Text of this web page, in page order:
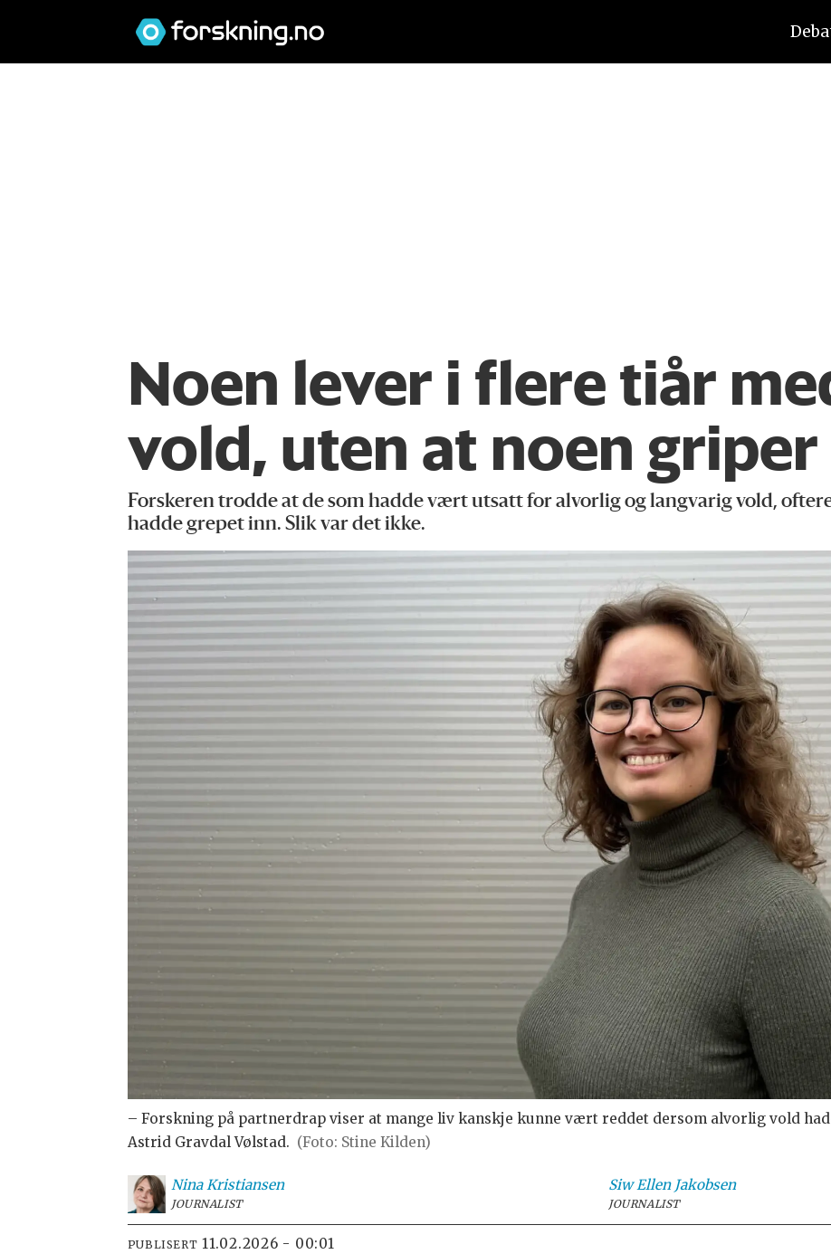
Noen lever i flere tiår
vold, uten at noen griper
Forskeren trodde at de som hadde vært utsatt for alvorlig og langvarig vold,
hadde grepet inn. Slik var det ikke.
– Forskning på partnerdrap viser at mange liv kanskje kunne vært reddet dersom alvorlig vold
Astrid Gravdal Vølstad. (Foto: Stine Kilden)
Nina Kristiansen
JOURNALIST
Siw Ellen Jakobsen
JOURNALIST
PUBLISERT 11.02.2026 - 00:01